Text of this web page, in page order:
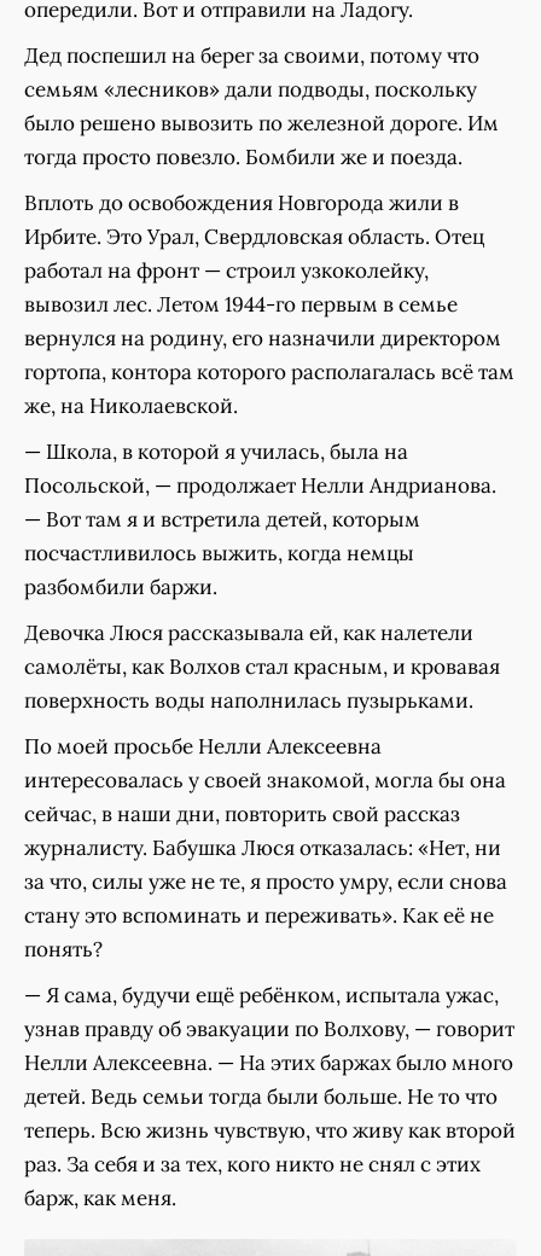
опередили. Вот и отправили на Ладогу.
Дед поспешил на берег за своими, потому что
семьям «лесников» дали подводы, поскольку
было решено вывозить по железной дороге. Им
тогда просто повезло. Бомбили же и поезда.
Вплоть до освобождения Новгорода жили в
Ирбите. Это Урал, Свердловская область. Отец
работал на фронт — строил узкоколейку,
вывозил лес. Летом 1944-го первым в семье
вернулся на родину, его назначили директором
гортопа, контора которого располагалась всё там
же, на Николаевской.
— Школа, в которой я училась, была на
Посольской, — продолжает Нелли Андрианова.
— Вот там я и встретила детей, которым
посчастливилось выжить, когда немцы
разбомбили баржи.
Девочка Люся рассказывала ей, как налетели
самолёты, как Волхов стал красным, и кровавая
поверхность воды наполнилась пузырьками.
По моей просьбе Нелли Алексеевна
интересовалась у своей знакомой, могла бы она
сейчас, в наши дни, повторить свой рассказ
журналисту. Бабушка Люся отказалась: «Нет, ни
за что, силы уже не те, я просто умру, если снова
стану это вспоминать и переживать». Как её не
понять?
— Я сама, будучи ещё ребёнком, испытала ужас,
узнав правду об эвакуации по Волхову, — говорит
Нелли Алексеевна. — На этих баржах было много
детей. Ведь семьи тогда были больше. Не то что
теперь. Всю жизнь чувствую, что живу как второй
раз. За себя и за тех, кого никто не снял с этих
барж, как меня.